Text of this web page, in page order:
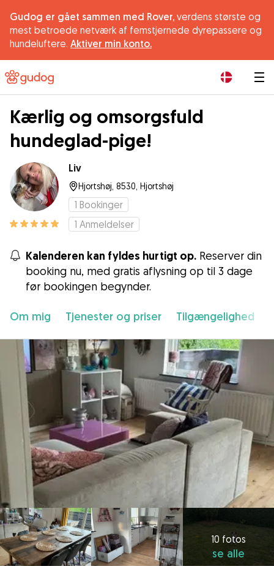
Gudog er gået sammen med Rover, verdens største og
mest betroede netværk af femstjernede dyrepassere og
hundeluftere. Aktiver min konto.
Kærlig og omsorgsfuld
hundeglad-pige!
Liv
Hjortshøj, 8530, Hjortshøj
1 Bookinger
1 Anmeldelser
Kalenderen kan fyldes hurtigt op. Reserver din
booking nu, med gratis aflysning op til 3 dage
før bookingen begynder.
Om mig Tjenester og priser Tilgængelighed
10 fotos
se alle